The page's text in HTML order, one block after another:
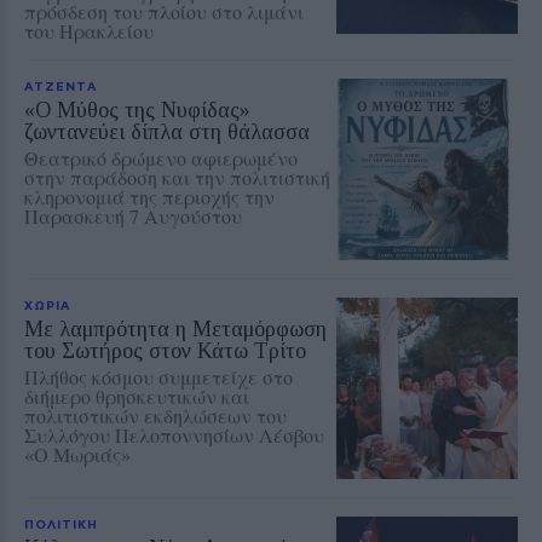
πρόσδεση του πλοίου στο λιμάνι
του Ηρακλείου
ΑΤΖΕΝΤΑ
«Ο Μύθος της Νυφίδας»
ζωντανεύει δίπλα στη θάλασσα
Θεατρικό δρώμενο αφιερωμένο
στην παράδοση και την πολιτιστική
κληρονομιά της περιοχής την
Παρασκευή 7 Αυγούστου
ΧΩΡΙΑ
Με λαμπρότητα η Μεταμόρφωση
του Σωτήρος στον Κάτω Τρίτο
Πλήθος κόσμου συμμετείχε στο
διήμερο θρησκευτικών και
πολιτιστικών εκδηλώσεων του
Συλλόγου Πελοποννησίων Λέσβου
«Ο Μωριάς»
ΠΟΛΙΤΙΚΗ